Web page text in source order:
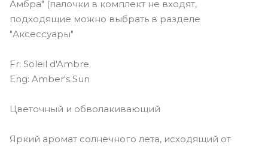
Амбра" (палочки в комплект не входят,
подходящие можно выбрать в разделе
"Аксессуары"
Fr: Soleil d'Ambre
Eng: Amber's Sun
Цветочный и обволакивающий
Яркий аромат солнечного лета, исходящий от